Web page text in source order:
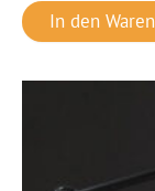
In den